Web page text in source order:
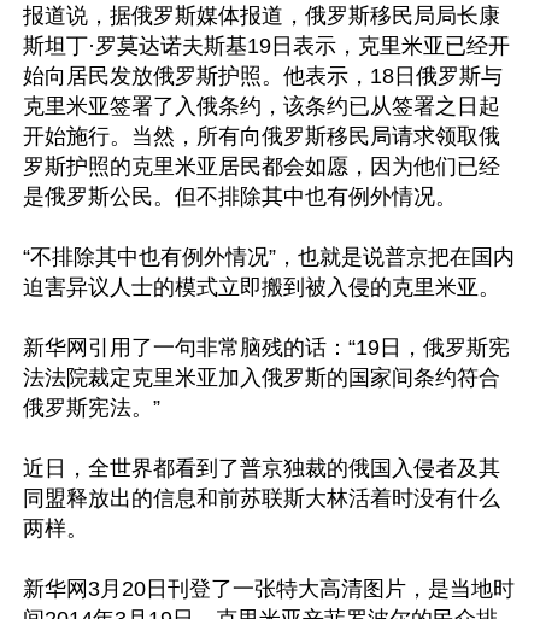
报道说，据俄罗斯媒体报道，俄罗斯移民局局长康
斯坦丁·罗莫达诺夫斯基19日表示，克里米亚已经开
始向居民发放俄罗斯护照。他表示，18日俄罗斯与
克里米亚签署了入俄条约，该条约已从签署之日起
开始施行。当然，所有向俄罗斯移民局请求领取俄
罗斯护照的克里米亚居民都会如愿，因为他们已经
是俄罗斯公民。但不排除其中也有例外情况。
“不排除其中也有例外情况”，也就是说普京把在国内
迫害异议人士的模式立即搬到被入侵的克里米亚。
新华网引用了一句非常脑残的话：“19日，俄罗斯宪
法法院裁定克里米亚加入俄罗斯的国家间条约符合
俄罗斯宪法。”
近日，全世界都看到了普京独裁的俄国入侵者及其
同盟释放出的信息和前苏联斯大林活着时没有什么
两样。
新华网3月20日刊登了一张特大高清图片，是当地时